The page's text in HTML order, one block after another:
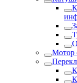
Мотор